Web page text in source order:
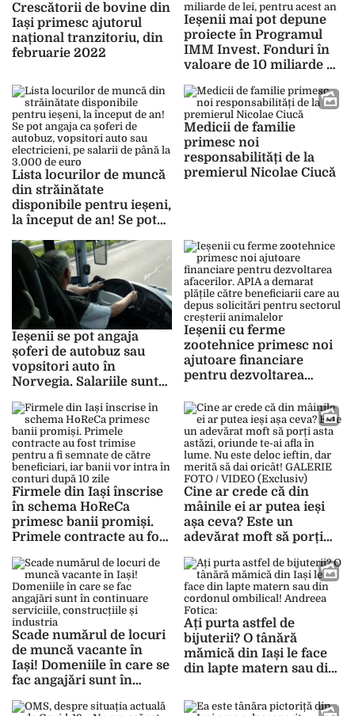
Crescătorii de bovine din
Iași primesc ajutorul
național tranzitoriu, din
februarie 2022
Ieșenii mai pot depune
proiecte în Programul
IMM Invest. Fonduri în
valoare de 10 miliarde de
Lista locurilor de muncă
din străinătate
disponibile pentru ieșeni,
la început de an! Se pot
autobuz, vopsitori auto
sau electricieni, pe salarii
de până la 3.000 de euro
Medicii de familie
primesc noi
responsabilități de la
premierul Nicolae Ciucă
Ieșenii se pot angaja
șoferi de autobuz sau
vopsitori auto în
Norvegia. Salariile sunt
3.000 de euro. Se cere
experiență în domeniu
Ieșenii cu ferme
zootehnice primesc noi
ajutoare financiare
pentru dezvoltarea
demarat plățile către
beneficiarii care au
depus solicitări pentru
sectorul creșterii
animalelor
Firmele din Iași înscrise
în schema HoReCa
primesc banii promiși.
Primele contracte au fost
semnate de către
beneficiari, iar banii vor
intra în conturi după 10
zile
Cine ar crede că din
mâinile ei ar putea ieși
așa ceva? Este un
adevărat moft să porți
afla în lume. Nu este
deloc ieftin, dar merită
să dai oricât! GALERIE
FOTO / VIDEO (Exclusiv)
Scade numărul de locuri
de muncă vacante în
Iași! Domeniile în care se
fac angajări sunt în
construcțiile și industria
Ați purta astfel de
bijuterii? O tânără
mămică din Iași le face
din lapte matern sau din
Andreea Fotica: „E ca la